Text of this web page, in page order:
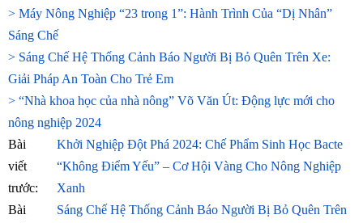
> Máy Nông Nghiệp “23 trong 1”: Hành Trình Của “Dị Nhân”
Sáng Chế
> Sáng Chế Hệ Thống Cảnh Báo Người Bị Bỏ Quên Trên Xe:
Giải Pháp An Toàn Cho Trẻ Em
> “Nhà khoa học của nhà nông” Võ Văn Út: Động lực mới cho
nông nghiệp 2024
Bài
viết
trước:
Khởi Nghiệp Đột Phá 2024: Chế Phẩm Sinh Học Bacte
“Không Điểm Yếu” – Cơ Hội Vàng Cho Nông Nghiệp
Xanh
Bài
Sáng Chế Hệ Thống Cảnh Báo Người Bị Bỏ Quên Trên